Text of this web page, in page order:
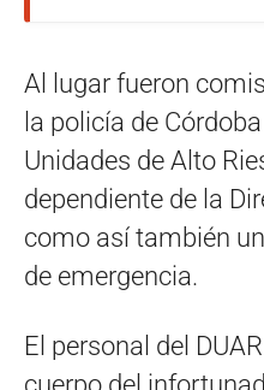
Al lugar fueron
la policía de
Unidades de Alto
dependiente de la
como así también
de emergencia.
El personal del